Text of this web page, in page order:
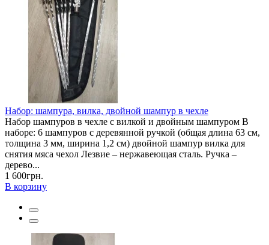
Набор: шампура, вилка, двойной шампур в чехле
Набор шампуров в чехле с вилкой и двойным шампуром В
наборе: 6 шампуров с деревянной ручкой (общая длина 63 см,
толщина 3 мм, ширина 1,2 см) двойной шампур вилка для
снятия мяса чехол Лезвие – нержавеющая сталь. Ручка –
дерево...
1 600грн.
В корзину